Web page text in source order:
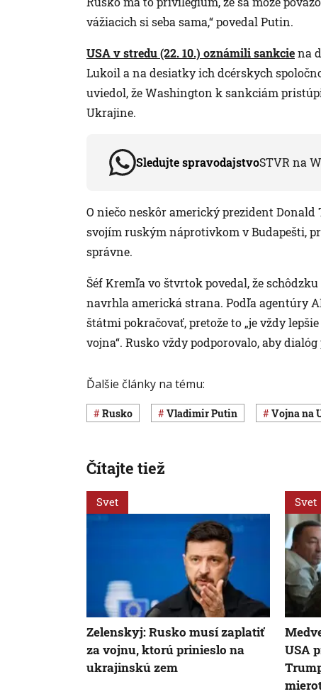
vážiacich si seba sama,“ povedal Putin.
USA v stredu (22. 10.) oznámili sankciena
Lukoil a na desiatky ich dcérskych
uviedol, že Washington k sankciám
Ukrajine.
Sledujte spravodajstvoSTVR na
O niečo neskôr americký prezident Donald
svojím ruským náprotivkom v Budapešti,
správne.
Šéf Kremľa vo štvrtok povedal, že
navrhla americká strana. Podľa agentúry
štátmi pokračovať, pretože to „je vždy
vojna“. Rusko vždy podporovalo, aby
Ďalšie články na tému:
Rusko Vladimir Putin vojna na
Čítajte tiež
Svet
Zelenskyj: Rusko musí zaplatiť
za vojnu, ktorú prinieslo na
ukrajinskú zem
Svet
USA